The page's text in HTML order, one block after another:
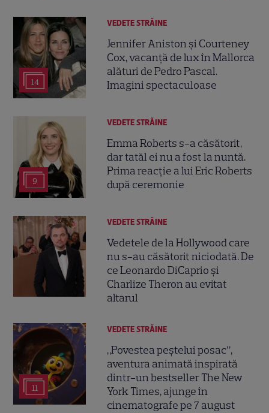
14
VEDETE STRĂINE
Jennifer Aniston și Courteney
Cox, vacanță de lux în Mallorca
alături de Pedro Pascal.
Imagini spectaculoase
9
VEDETE STRĂINE
Emma Roberts s-a căsătorit,
dar tatăl ei nu a fost la nuntă.
Prima reacție a lui Eric Roberts
după ceremonie
VEDETE STRĂINE
Vedetele de la Hollywood care
nu s-au căsătorit niciodată. De
ce Leonardo DiCaprio și
Charlize Theron au evitat
altarul
11
VEDETE STRĂINE
„Povestea peștelui posac”,
aventura animată inspirată
dintr-un bestseller The New
York Times, ajunge în
cinematografe pe 7 august